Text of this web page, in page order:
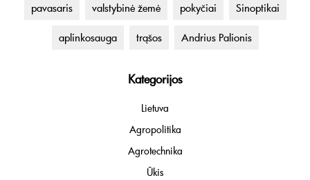
pavasaris valstybinė žemė pokyčiai Sinoptikai
aplinkosauga trąšos Andrius Palionis
Kategorijos
Lietuva
Agropolitika
Agrotechnika
Ūkis